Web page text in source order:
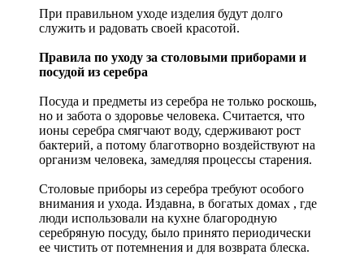
При правильном уходе изделия будут долго
служить и радовать своей красотой.
Правила по уходу за столовыми приборами и
посудой из серебра
Посуда и предметы из серебра не только роскошь,
но и забота о здоровье человека. Считается, что
ионы серебра смягчают воду, сдерживают рост
бактерий, а потому благотворно воздействуют на
организм человека, замедляя процессы старения.
Столовые приборы из серебра требуют особого
внимания и ухода. Издавна, в богатых домах , где
люди использовали на кухне благородную
серебряную посуду, было принято периодически
ее чистить от потемнения и для возврата блеска.